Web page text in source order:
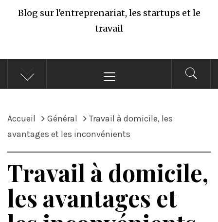
Blog sur l'entreprenariat, les startups et le
travail
principal
Accueil Général
Travail à domicile, les
avantages et les inconvénients
Travail à domicile,
les avantages et